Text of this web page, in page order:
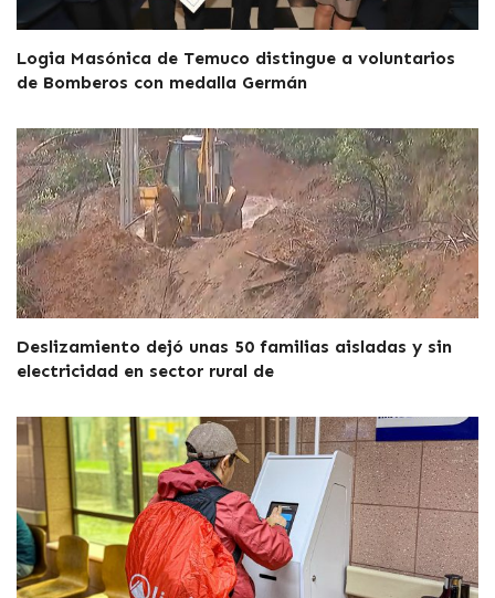
Logia Masónica de Temuco distingue a voluntarios
de Bomberos con medalla Germán
Deslizamiento dejó unas 50 familias aisladas y sin
electricidad en sector rural de